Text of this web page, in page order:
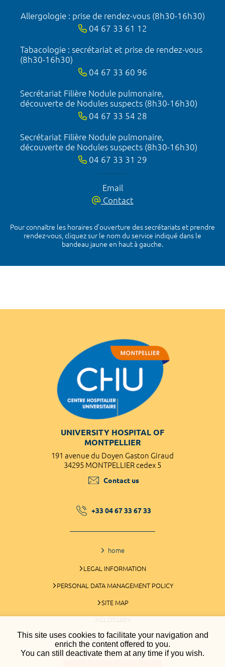
This site uses cookies to facilitate your navigation and
enrich the content offered to you.
You can still deactivate them at any time if you wish.
Allergologie : prise de rendez-vous (8h30-16h30)
04 67 33 61 12
Tabacologie : secrétariat et prise de rendez-vous
(8h30-16h30)
04 67 33 60 96
Secrétariat Filière Nodule pulmonaire,
découverte de Nodules suspects (8h30-16h30)
04 67 33 54 28
Secrétariat Filière Nodule pulmonaire,
découverte de Nodules suspects (8h30-16h30)
04 67 33 31 29
Email
Contact
Pour connaître les horaires d’ouverture des secrétariats et prendre
rendez-vous, cliquez sur le nom du service indiqué dans le
bandeau jaune en haut à gauche.
UNIVERSITY HOSPITAL OF
MONTPELLIER
191 avenue du Doyen Gaston Giraud
34295 MONTPELLIER cedex 5
Contact us
+33 04 67 33 67 33
home
LEGAL INFORMATION
PERSONAL DATA MANAGEMENT POLICY
SITE MAP
GLOSSARY
COOKIES MANAGEMENT